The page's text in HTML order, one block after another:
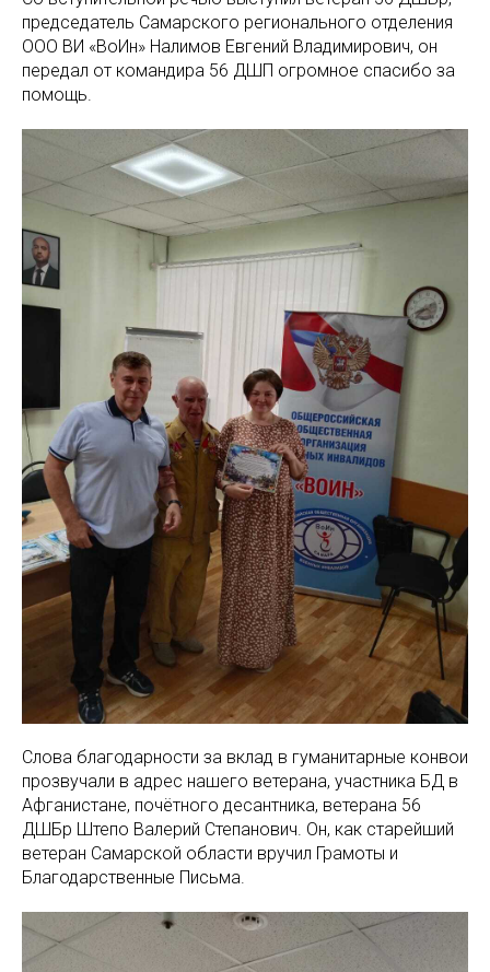
председатель Самарского регионального отделения
ООО ВИ «ВоИн» Налимов Евгений Владимирович, он
передал от командира 56 ДШП огромное спасибо за
помощь.
Слова благодарности за вклад в гуманитарные конвои
прозвучали в адрес нашего ветерана, участника БД в
Афганистане, почётного десантника, ветерана 56
ДШБр Штепо Валерий Степанович. Он, как старейший
ветеран Самарской области вручил Грамоты и
Благодарственные Письма.